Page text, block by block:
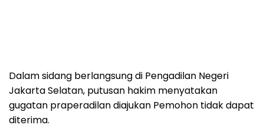
Dalam sidang berlangsung di Pengadilan Negeri
Jakarta Selatan, putusan hakim menyatakan
gugatan praperadilan diajukan Pemohon tidak dapat
diterima.